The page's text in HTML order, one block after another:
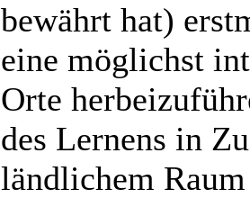
bewährt hat)
eine möglichst
Orte
des Lernens in
ländlichem